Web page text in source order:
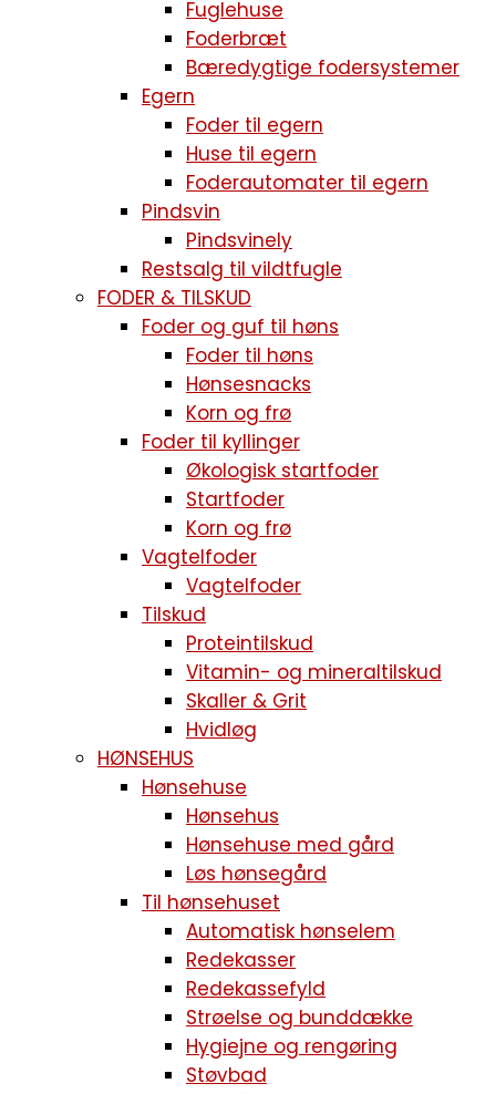
Fuglehuse
Foderbræt
Bæredygtige fodersystemer
Egern
Foder til egern
Huse til egern
Foderautomater til egern
Pindsvin
Pindsvinely
Restsalg til vildtfugle
FODER & TILSKUD
Foder og guf til høns
Foder til høns
Hønsesnacks
Korn og frø
Foder til kyllinger
Økologisk startfoder
Startfoder
Korn og frø
Vagtelfoder
Vagtelfoder
Tilskud
Proteintilskud
Vitamin- og mineraltilskud
Skaller & Grit
Hvidløg
HØNSEHUS
Hønsehuse
Hønsehus
Hønsehuse med gård
Løs hønsegård
Til hønsehuset
Automatisk hønselem
Redekasser
Redekassefyld
Strøelse og bunddække
Hygiejne og rengøring
Støvbad